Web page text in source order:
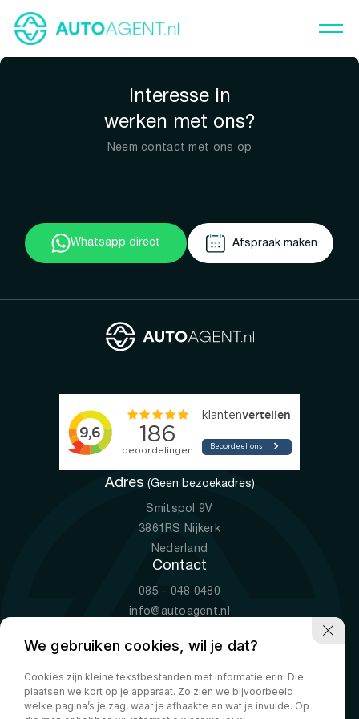
Interesse in
werken met ons?
Neem contact met ons op
Whatsapp direct Afspraak maken
Adres (Geen bezoekadres)
Smitspol 9V
3861RS Nijkerk
Nederland
Contact
085 - 048 0480
info@autoagent.nl
Openingstijden
Ma-Vr
09:00 - 19:00
Za
10:00 - 17:00
We gebruiken cookies, wil je dat?
Cookies zijn kleine tekstbestanden met informatie erin. Die
plaatsen we kort op je apparaat. Zo zien we bijvoorbeeld
welke pagina’s je zag, waar je afhaakte en wat je invulde. Op